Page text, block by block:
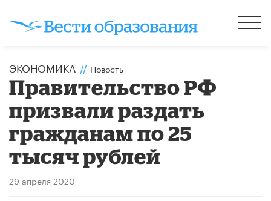
ЭКОНОМИКА // Новость
Правительство РФ
призвали раздать
гражданам по 25
тысяч рублей
29 апреля 2020